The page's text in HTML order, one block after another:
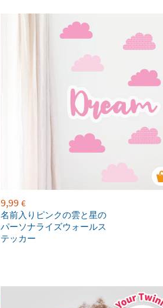
9,99 €
名前入りピンクの雲と星の
パーソナライズウォールス
テッカー